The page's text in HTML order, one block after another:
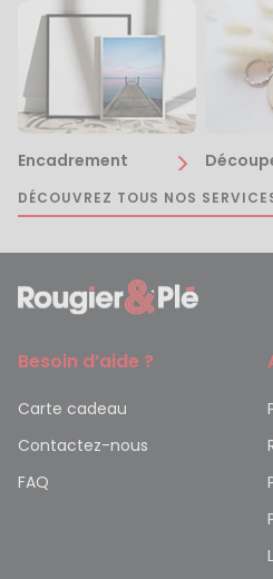
Encadrement
DÉCOUVREZ TOUS NOS
Besoin d’aide ?
Carte cadeau
Contactez-nous
FAQ